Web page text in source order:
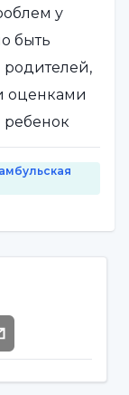
у
быть
оценками
ребенок
Иногда
могут
в